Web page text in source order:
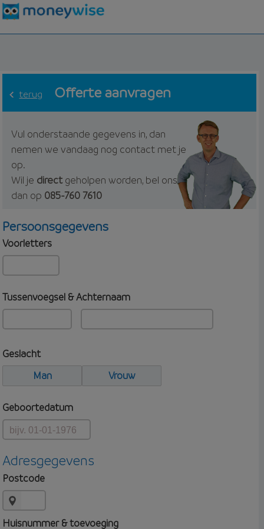
terug Offerte aanvragen
Vul onderstaande gegevens in, dan
nemen we vandaag nog contact met je
op.
Wil je directgeholpen worden, bel ons
dan op 085-760 7610
Persoonsgegevens
Voorletters
Tussenvoegsel & Achternaam
Geslacht
Man
Vrouw
Geboortedatum
Adresgegevens
Postcode
Huisnummer & toevoeging